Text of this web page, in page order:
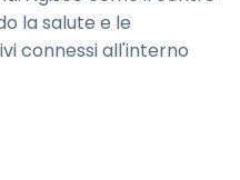
la salute e le
connessi all'interno